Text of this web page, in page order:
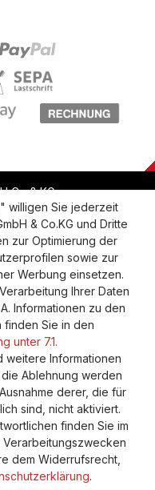
Co & KG
Datenschutz
Impressum
willigen Sie jederzeit
& Co.KG und Dritte
zur Optimierung der
sowie zur
Werbung einsetzen.
Ihrer Daten
Informationen zu den
finden Sie in den
unter 7.1.
weitere Informationen
Ablehnung werden
derer, die für
sind, nicht aktiviert.
finden Sie im
Verarbeitungszwecken
dem Widerrufsrecht,
.